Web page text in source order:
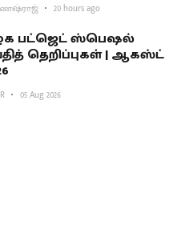
20 hours ago
பட்ஜெட் ஸ்பெஷல்
தெறிப்புகள் | ஆகஸ்ட்
05 Aug 2026